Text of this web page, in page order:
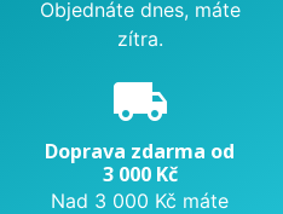
Objednáte dnes, máte
zítra.
local_shipping
Doprava zdarma od
3 000 Kč
Nad 3 000 Kč máte